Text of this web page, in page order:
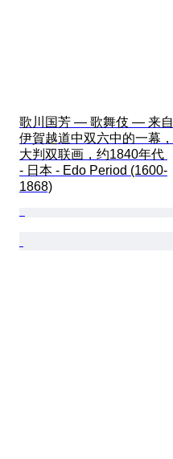
歌川国芳 — 歌舞伎 — 来自
伊賀越道中双六中的一幕，
大判双联画，约1840年代
- 日本 - Edo Period (1600-
1868)